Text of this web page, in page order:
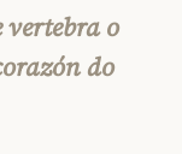
vertebra o
do